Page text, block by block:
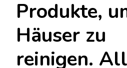
Produkte,
Häuser zu
reinigen.